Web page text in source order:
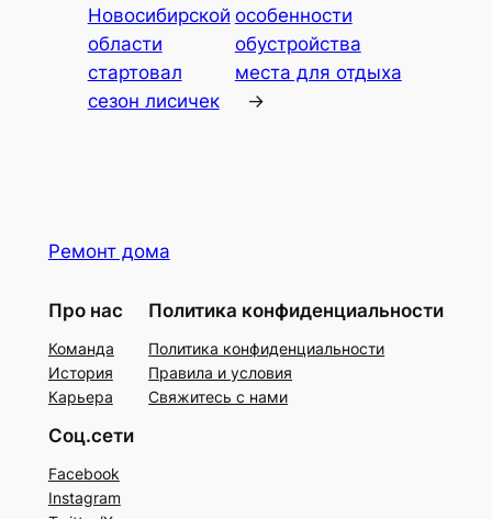
Новосибирской
области
стартовал
сезон лисичек
особенности
обустройства
места для отдыха
→
Ремонт дома
Про нас
Команда
История
Карьера
Политика конфиденциальности
Политика конфиденциальности
Правила и условия
Свяжитесь с нами
Соц.сети
Facebook
Instagram